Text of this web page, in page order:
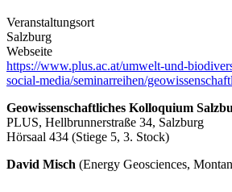
Veranstaltungsort
Salzburg
Webseite
https://www.plus.ac.at/umwelt-und-
social-media/seminarreihen/
Geowissenschaftliches Kolloquium
PLUS, Hellbrunnerstraße 34, Salzburg
Hörsaal 434 (Stiege 5, 3. Stock)
David Misch (Energy Geosciences,